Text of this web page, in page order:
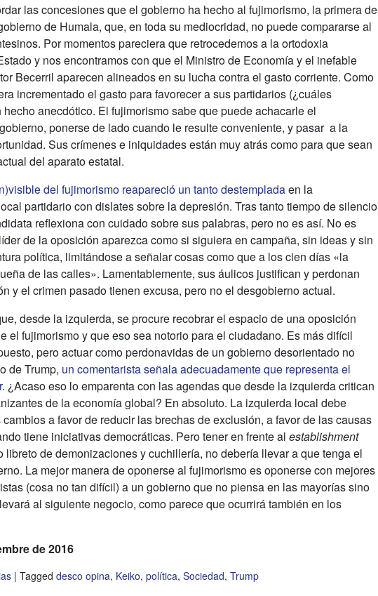
las concesiones que el gobierno ha hecho al fujimorismo, la primera de
de Humala, que, en toda su mediocridad, no puede compararse al
Por momentos pareciera que retrocedemos a la ortodoxia
y nos encontramos con que el Ministro de Economía y el inefable
Becerril aparecen alineados en su lucha contra el gasto corriente. Como
incrementado el gasto para favorecer a sus partidarios (¿cuáles
anecdótico. El fujimorismo sabe que puede achacarle el
ponerse de lado cuando le resulte conveniente, y pasar a la
Sus crímenes e iniquidades están muy atrás como para que sean
del aparato estatal.
del fujimorismo reapareció un tanto destempladaen la
partidario con dislates sobre la depresión. Tras tanto tiempo de silencio
reflexiona con cuidado sobre sus palabras, pero no es así. No es
de la oposición aparezca como si siguiera en campaña, sin ideas y sin
política, limitándose a señalar cosas como que a los cien días «la
de las calles». Lamentablemente, sus áulicos justifican y perdonan
y el crimen pasado tienen excusa, pero no el desgobierno actual.
desde la izquierda, se procure recobrar el espacio de una oposición
el fujimorismo y que eso sea notorio para el ciudadano. Es más difícil
pero actuar como perdonavidas de un gobierno desorientado no
de Trump, un comentarista señala adecuadamente que representa el
. ¿Acaso eso lo emparenta con las agendas que desde la izquierda critican
de la economía global? En absoluto. La izquierda local debe
a favor de reducir las brechas de exclusión, a favor de las causas
tiene iniciativas democráticas. Pero tener en frente al establishment
libreto de demonizaciones y cuchillería, no debería llevar a que tenga el
La mejor manera de oponerse al fujimorismo es oponerse con mejores
(cosa no tan difícil) a un gobierno que no piensa en las mayorías sino
al siguiente negocio, como parece que ocurrirá también en los
de 2016
| Tagged desco opina, Keiko, política, Sociedad, Trump